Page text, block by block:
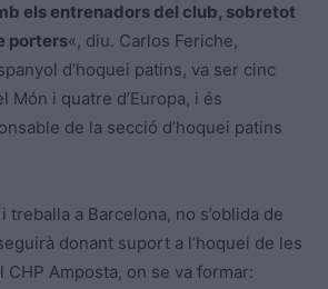
els entrenadors del club, sobretot
porters«, diu. Carlos Feriche,
d’hoquei patins, va ser cinc
Món i quatre d’Europa, i és
de la secció d’hoquei patins
treballa a Barcelona, no s’oblida de
donant suport a l’hoquei de les
CHP Amposta, on se va formar: